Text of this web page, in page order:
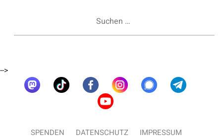
-->
SPENDEN DATENSCHUTZ IMPRESSUM